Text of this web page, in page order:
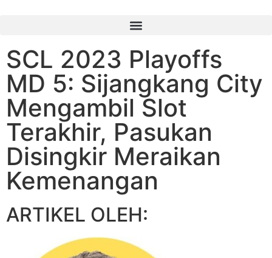
SCL 2023 Playoffs
MD 5: Sijangkang City
Mengambil Slot
Terakhir, Pasukan
Disingkir Meraikan
Kemenangan
ARTIKEL OLEH: